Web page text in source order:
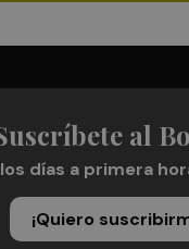
al
días a primera
¡Quiero